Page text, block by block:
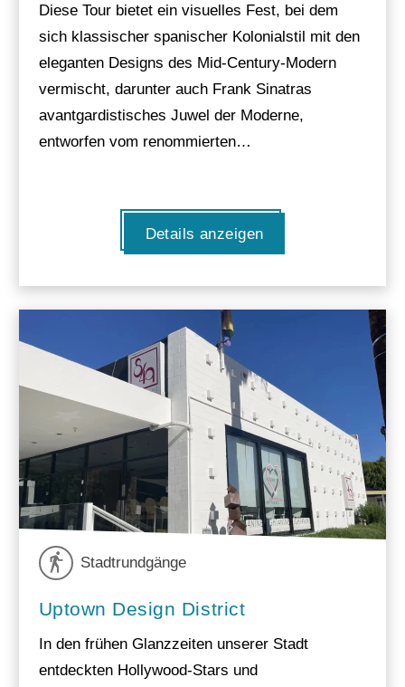
Diese Tour bietet ein visuelles Fest, bei dem
sich klassischer spanischer Kolonialstil mit den
eleganten Designs des Mid-Century-Modern
vermischt, darunter auch Frank Sinatras
avantgardistisches Juwel der Moderne,
entworfen vom renommierten…
Details anzeigen
Stadtrundgänge
Uptown Design District
In den frühen Glanzzeiten unserer Stadt
entdeckten Hollywood-Stars und